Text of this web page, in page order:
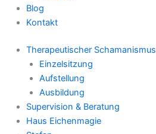
Blog
Kontakt
Therapeutischer Schamanismus
Einzelsitzung
Aufstellung
Ausbildung
Supervision & Beratung
Haus Eichenmagie